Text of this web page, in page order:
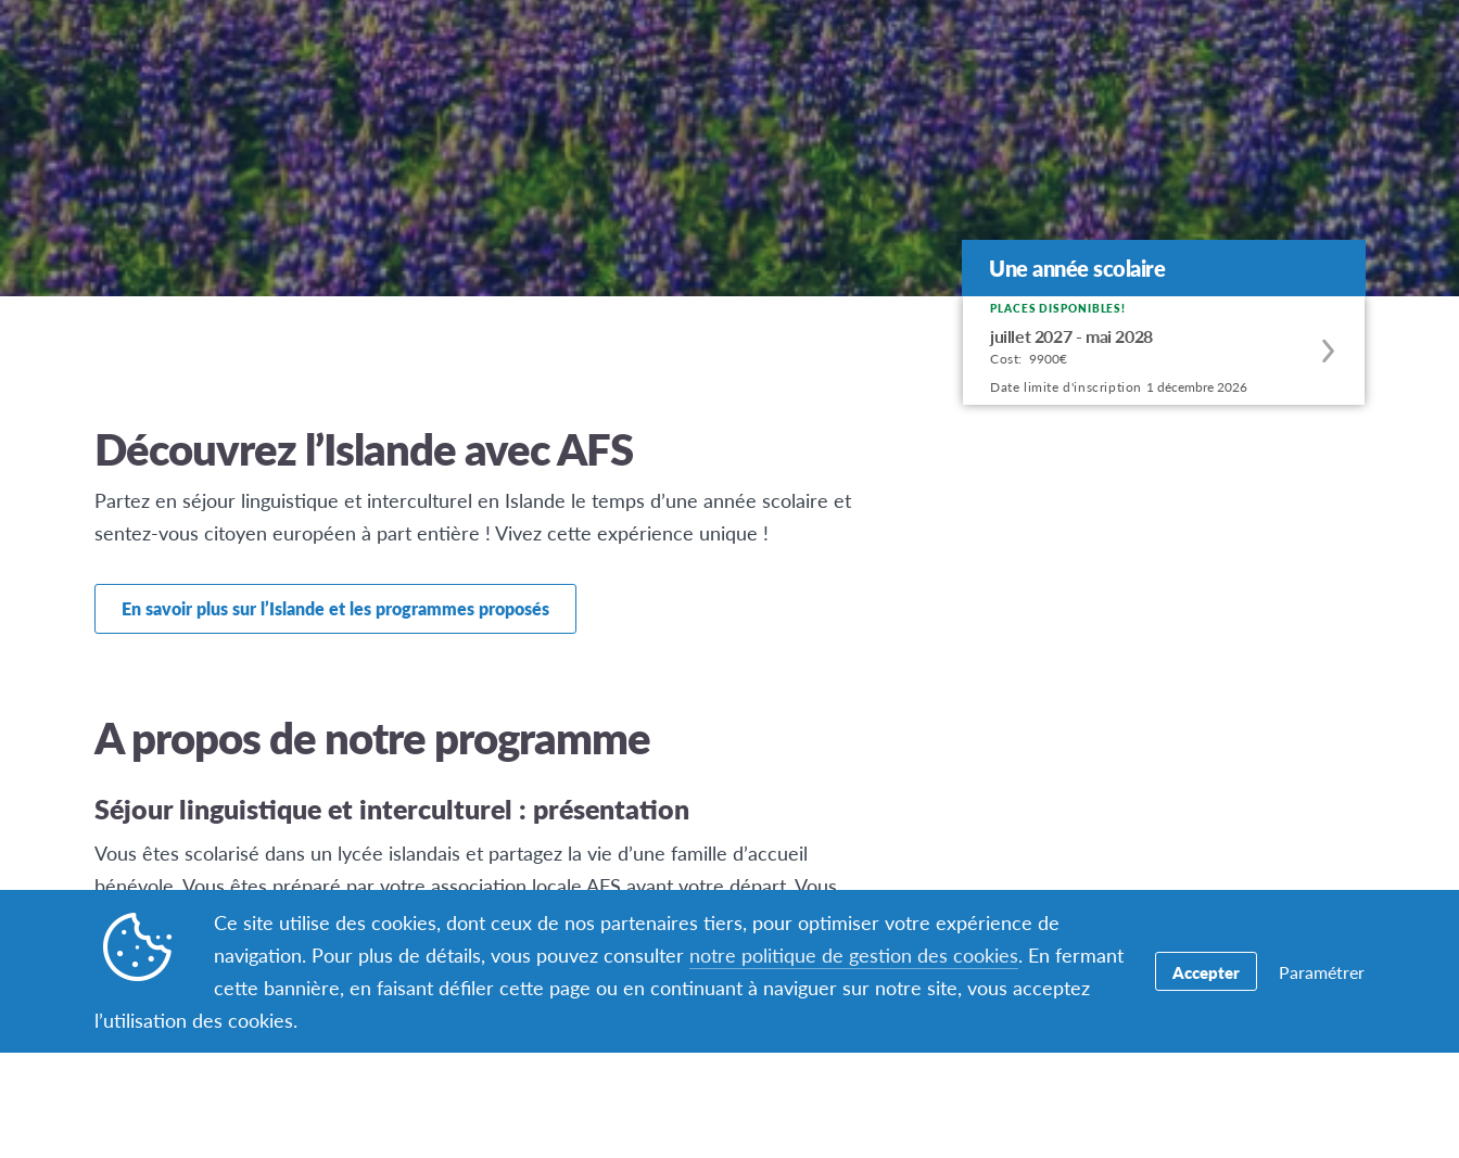
Une année scolaire
Apply
to
this
program
PLACES DISPONIBLES!
juillet 2027 - mai 2028
Cost: 9900€
Date limite d'inscription 1 décembre 2026
Découvrez l’Islande avec AFS
Partez en séjour linguistique et interculturel en Islande le temps d’une année scolaire et
sentez-vous citoyen européen à part entière ! Vivez cette expérience unique !
En savoir plus sur l’Islande et les programmes proposés
A propos de notre programme
Séjour linguistique et interculturel : présentation
Vous êtes scolarisé dans un lycée islandais et partagez la vie d’une famille d’accueil
bénévole. Vous êtes préparé par votre association locale AFS avant votre départ. Vous
prenez part, pendant le séjour, à des réunions de suivi et des activités organisées par les
bénévoles AFS dans le pays d’accueil.
Ce site utilise des cookies, dont ceux de nos partenaires tiers, pour optimiser votre expérience de
navigation. Pour plus de détails, vous pouvez consulter notre politique de gestion des cookies. En fermant
cette bannière, en faisant défiler cette page ou en continuant à naviguer sur notre site, vous acceptez
l’utilisation des cookies.
Accepter Paramétrer